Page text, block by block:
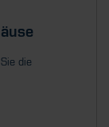
die